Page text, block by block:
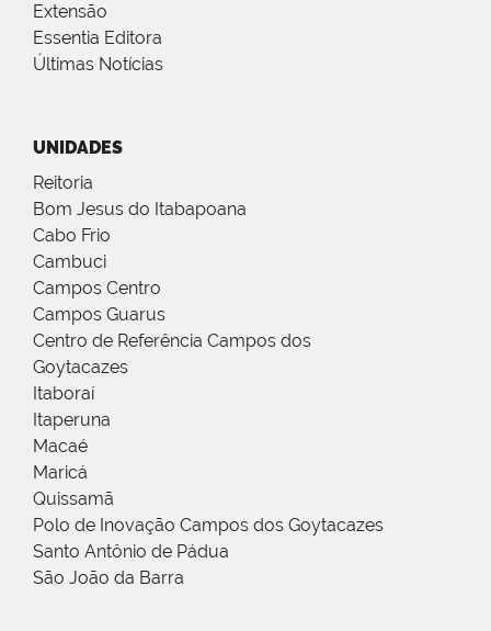
Extensão
Essentia Editora
Últimas Notícias
UNIDADES
Reitoria
Bom Jesus do Itabapoana
Cabo Frio
Cambuci
Campos Centro
Campos Guarus
Centro de Referência Campos dos
Goytacazes
Itaboraí
Itaperuna
Macaé
Maricá
Quissamã
Polo de Inovação Campos dos Goytacazes
Santo Antônio de Pádua
São João da Barra